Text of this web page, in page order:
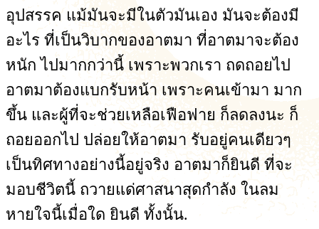
อุปสรรค แม้มันจะมีในตัวมันเอง มันจะต้องมี
อะไร ที่เป็นวิบากของอาตมา ที่อาตมาจะต้อง
หนัก ไปมากกว่านี้ เพราะพวกเรา ถดถอยไป
อาตมาต้องแบกรับหน้า เพราะคนเข้ามา มาก
ขึ้น และผู้ที่จะช่วยเหลือเฟือฟาย ก็ลดลงนะ ก็
ถอยออกไป ปล่อยให้อาตมา รับอยู่คนเดียวๆ
เป็นทิศทางอย่างนี้อยู่จริง อาตมาก็ยินดี ที่จะ
มอบชีวิตนี้ ถวายแด่ศาสนาสุดกำลัง ในลม
หายใจนี้เมื่อใด ยินดี ทั้งนั้น.